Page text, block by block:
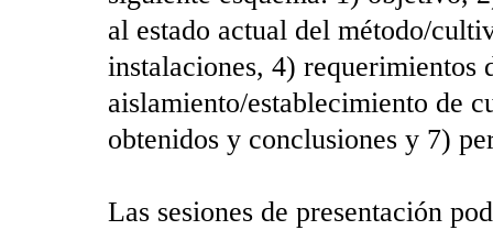
al estado actual del método/
instalaciones, 4) requerimientos
aislamiento/establecimiento de
obtenidos y conclusiones y 7)
Las sesiones de presentación